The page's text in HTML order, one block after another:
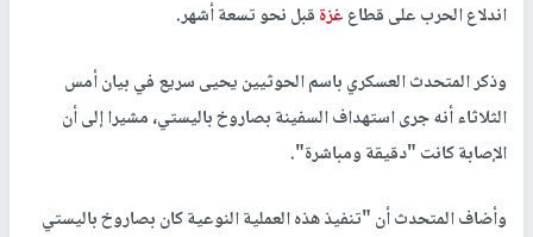
اندلاع الحرب على قطاعغزةقبل نحو تسعة أشهر.
وذكر المتحدث العسكري باسم الحوثيين يحيى سريع في بيان أمس
الثلاثاء أنه جرى استهداف السفينة بصاروخ باليستي، مشيرا إلى أن
الإصابة كانت "دقيقة ومباشرة".
وأضاف المتحدث أن "تنفيذ هذه العملية النوعية كان بصاروخ باليستي